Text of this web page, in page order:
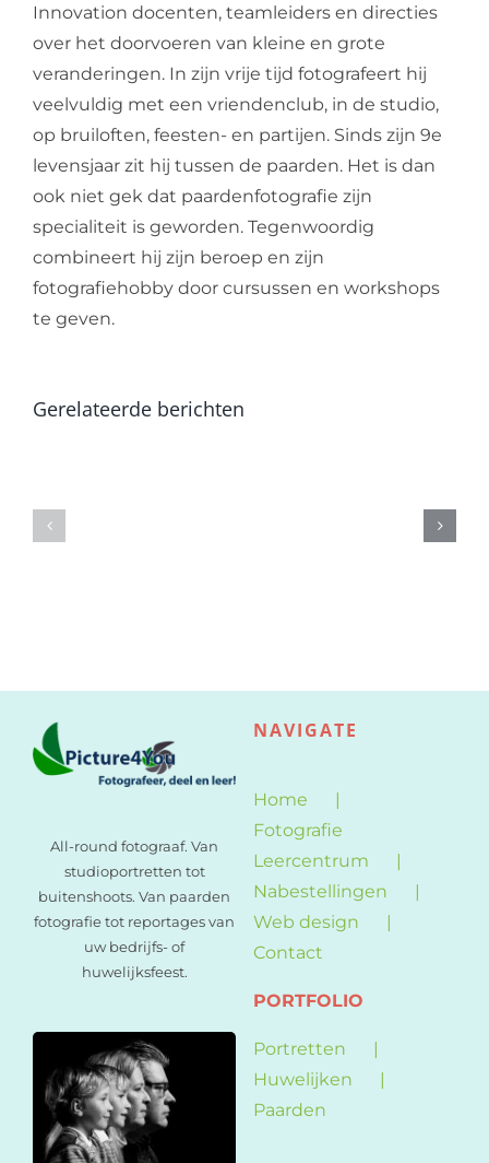
Innovation docenten, teamleiders en directies
over het doorvoeren van kleine en grote
veranderingen. In zijn vrije tijd fotografeert hij
veelvuldig met een vriendenclub, in de studio,
op bruiloften, feesten- en partijen. Sinds zijn 9e
levensjaar zit hij tussen de paarden. Het is dan
ook niet gek dat paardenfotografie zijn
specialiteit is geworden. Tegenwoordig
combineert hij zijn beroep en zijn
fotografiehobby door cursussen en workshops
te geven.
Gerelateerde berichten
All-round fotograaf. Van
studioportretten tot
buitenshoots. Van paarden
fotografie tot reportages van
uw bedrijfs- of
huwelijksfeest.
NAVIGATE
Home
Fotografie
Leercentrum
Nabestellingen
Web design
Contact
PORTFOLIO
Portretten
Huwelijken
Paarden